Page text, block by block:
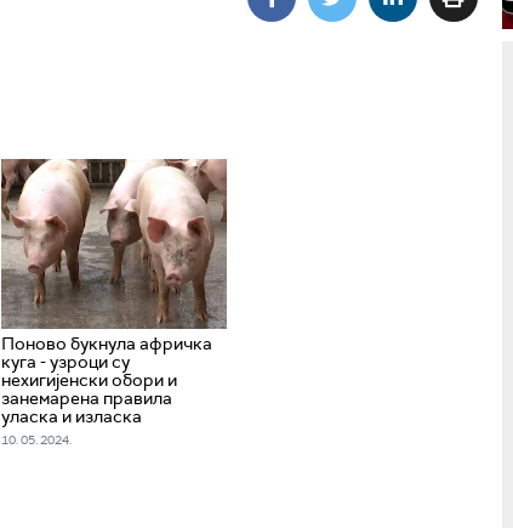
Поново букнула афричка
куга - узроци су
нехигијенски обори и
занемарена правила
уласка и изласка
10. 05. 2024.